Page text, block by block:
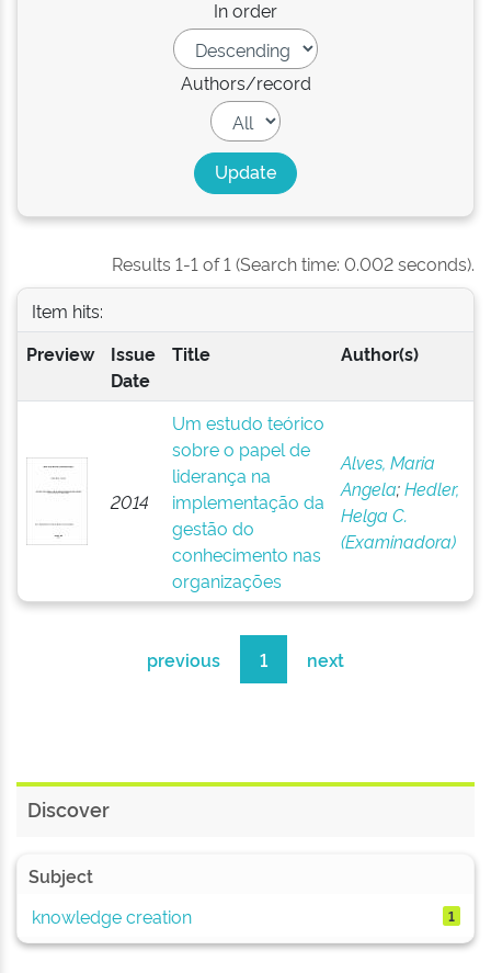
In order
Authors/record
Results 1-1 of 1 (Search time: 0.002 seconds).
Item hits:
Preview
Issue
Date
Title Author(s)
2014
Um estudo teórico
sobre o papel de
liderança na
implementação da
gestão do
conhecimento nas
organizações
Alves, Maria
Angela;Hedler,
Helga C.
(Examinadora)
previous 1 next
Discover
Subject
knowledge creation
1